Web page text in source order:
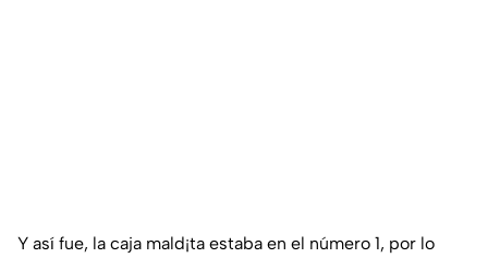
Y así fue, la caja mald¡ta estaba en el número 1, por lo